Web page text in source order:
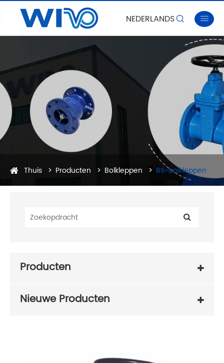
NEDERLANDS 
Thuis Producten Bolkleppen BS-bolkleppen
Producten
Nieuwe Producten